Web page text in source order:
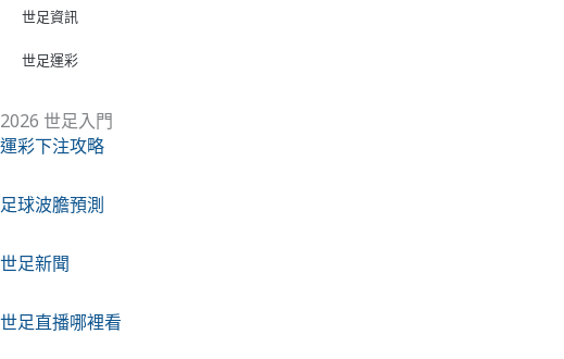
世足資訊
世足運彩
2026 世足入門
運彩下注攻略
足球波膽預測
世足新聞
世足直播哪裡看